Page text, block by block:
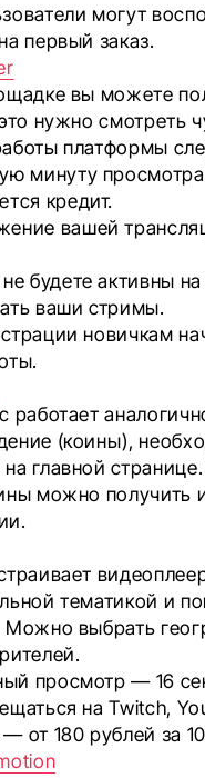
могут
первый заказ.
вы можете
нужно смотреть
платформы
минуту
кредит.
вашей
будете активны
ваши стримы.
новичкам
работает
(коины),
главной
можно получить
тематикой и
выбрать
просмотр — 16
на Twitch,
от 180 рублей за